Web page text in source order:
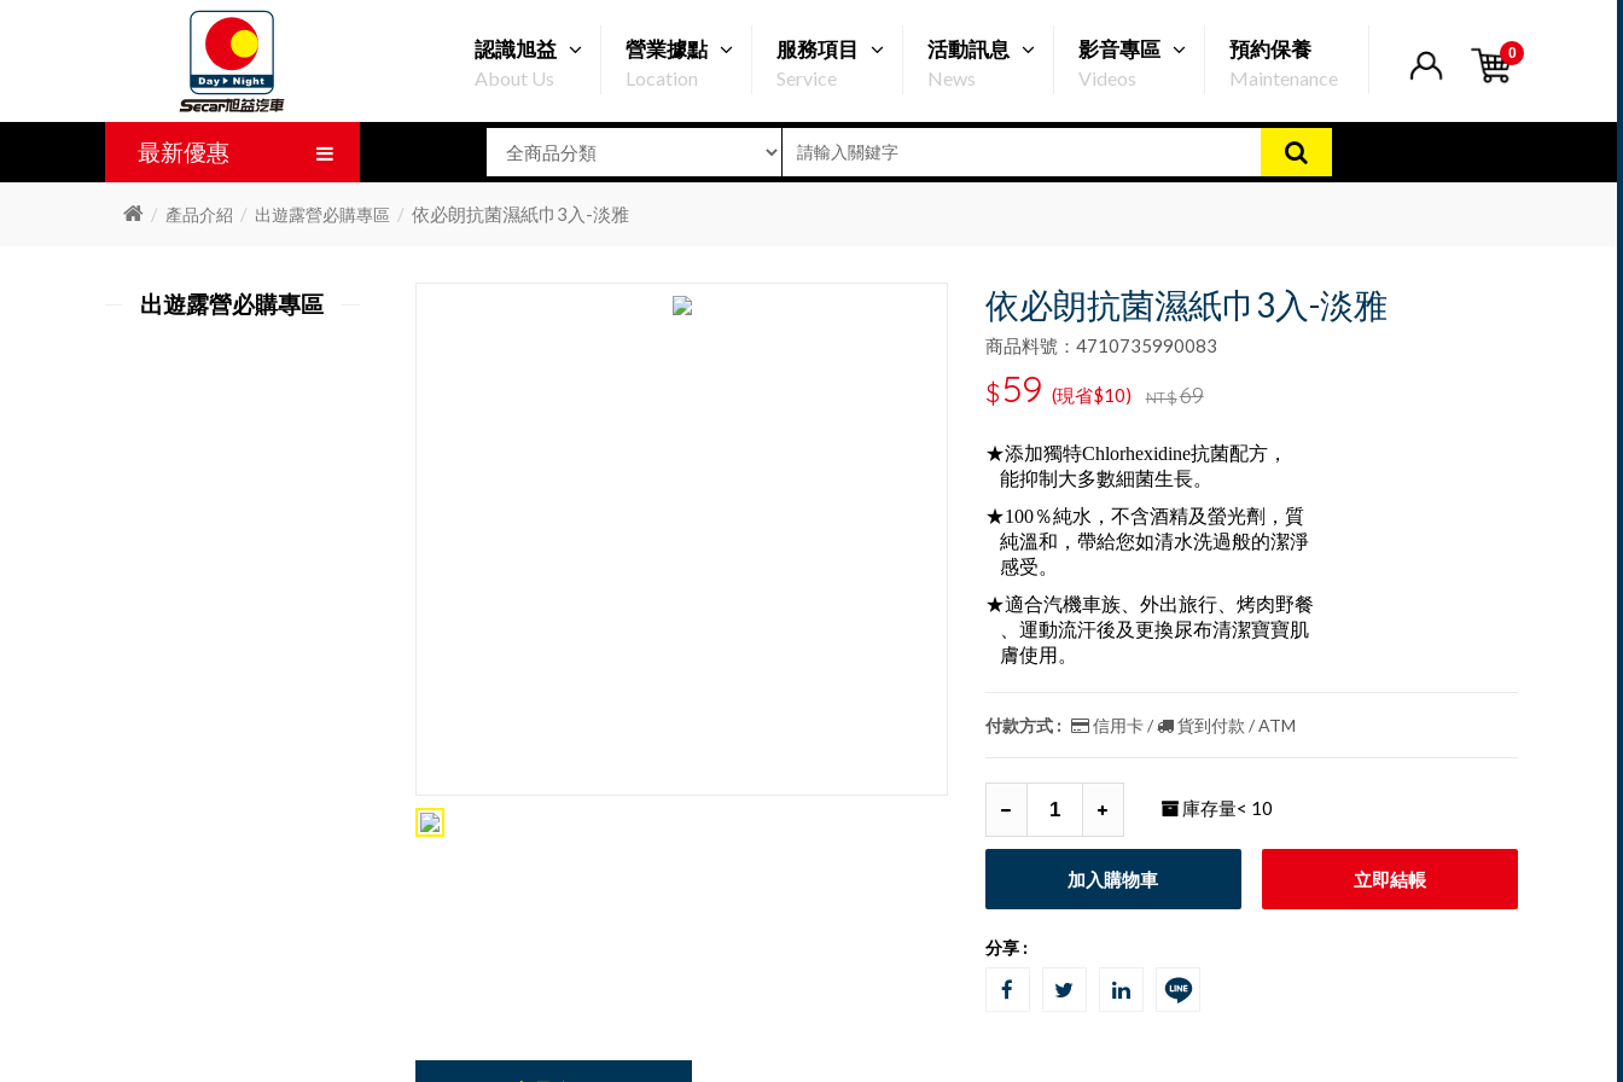
0
認識旭益
About Us
營業據點
Location
服務項目
Service
活動訊息
News
影音專區
Videos
預約保養
Maintenance
最新優惠
產品介紹 出遊露營必購專區 依必朗抗菌濕紙巾3入-淡雅
依必朗抗菌濕紙巾3入-淡雅
商品料號：4710735990083
$59 (現省$10) NT$69
★添加獨特Chlorhexidine抗菌配方，
能抑制大多數細菌生長。
★100％純水，不含酒精及螢光劑，質
純溫和，帶給您如清水洗過般的潔淨
感受。
★適合汽機車族、外出旅行、烤肉野餐
、運動流汗後及更換尿布清潔寶寶肌
膚使用。
付款方式 : 信用卡 / 貨到付款 / ATM
庫存量< 10
加入購物車 立即結帳
分享 :
出遊露營必購專區